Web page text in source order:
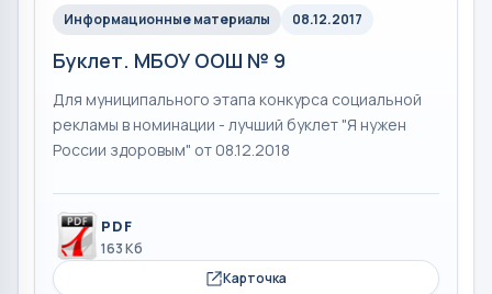
Информационные материалы 08.12.2017
Буклет. МБОУ ООШ № 9
Для муниципального этапа конкурса социальной
рекламы в номинации - лучший буклет "Я нужен
России здоровым" от 08.12.2018
PDF
163 Кб
Карточка